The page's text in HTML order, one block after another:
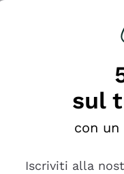
cercando
sul
con
Iscriviti alla